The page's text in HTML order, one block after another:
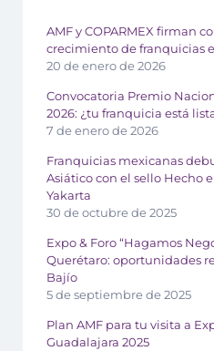
AMF y COPARMEX firman
crecimiento de franquicias
20 de enero de 2026
Convocatoria Premio
2026: ¿tu franquicia está
7 de enero de 2026
Franquicias mexicanas
Asiático con el sello Hecho
Yakarta
30 de octubre de 2025
Expo & Foro “Hagamos
Querétaro: oportunidades
Bajío
5 de septiembre de 2025
Plan AMF para tu visita a
Guadalajara 2025